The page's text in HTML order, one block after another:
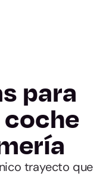
para
trayecto que